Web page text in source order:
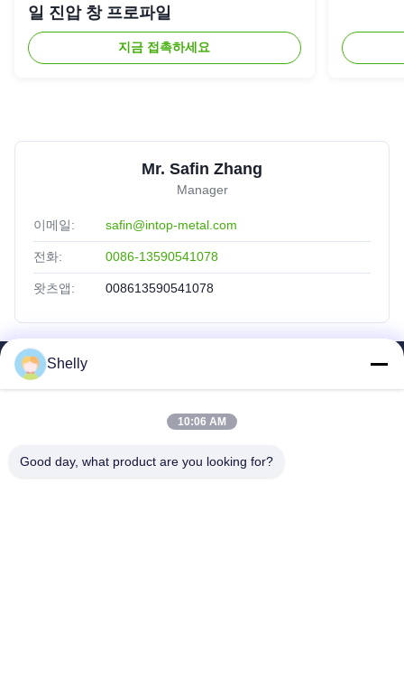
일 진압 창 프로파일
지금 접촉하세요
Mr. Safin Zhang
Manager
이메일: safin@intop-metal.com
전화: 0086-13590541078
왓츠앱: 008613590541078
제품 소개
회사 소개
Shelly
10:06 AM
Good day, what product are you looking for?